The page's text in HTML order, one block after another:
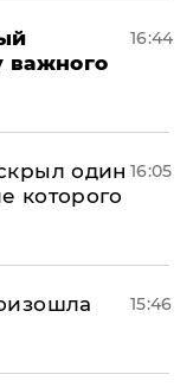
важного
16:44
один
которого
16:05
15:46